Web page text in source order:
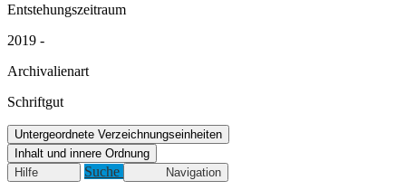
Entstehungszeitraum
2019 -
Archivalienart
Schriftgut
Untergeordnete Verzeichnungseinheiten
Inhalt und innere Ordnung
Hilfe
Suche Navigation